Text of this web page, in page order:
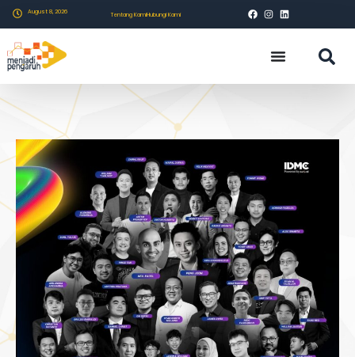
August 8, 2026 Tentang KamiHubungi Kami